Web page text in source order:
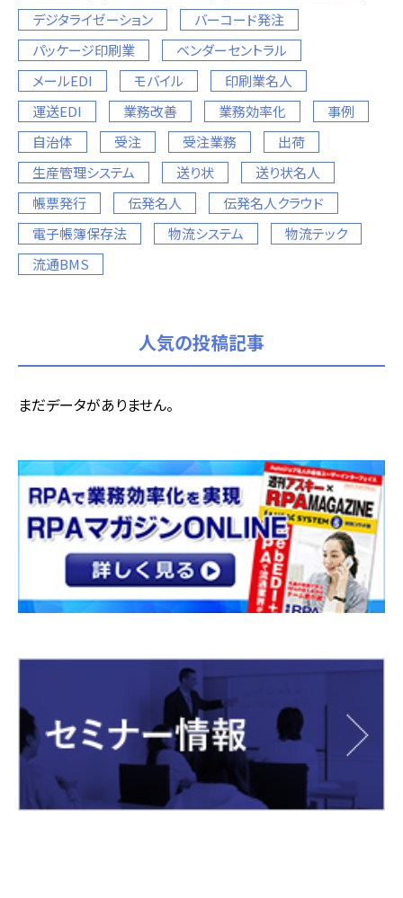
デジタライゼーション
バーコード発注
パッケージ印刷業
ベンダーセントラル
メールEDI
モバイル
印刷業名人
運送EDI
業務改善 業務効率化
事例
自治体
受注 受注業務
出荷
生産管理システム
送り状
送り状名人
帳票発行
伝発名人
伝発名人クラウド
電子帳簿保存法
物流システム
物流テック
流通BMS
人気の投稿記事
まだデータがありません。